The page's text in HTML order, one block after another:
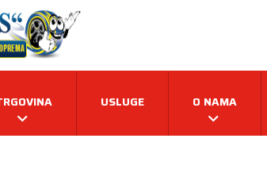
USLUGE O NAMA